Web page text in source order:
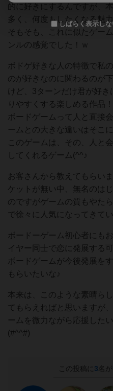
的に好きにするんですが、
多く、何度もしたくなる魅
そもそも、これに似たゲー
ンルの感覚でした！ｗ
ボドゲ好きな人の特徴で私
のが好きなのに関わるのが
けど、3ターンだけ君が好
りやすくする楽しめる作品！
ボードゲームって人と直接
ームとの大きな違いはそこ
このゲームは、その、人と
してくれるゲーム(^^♪
お客さんから教えてもらい
ケットが無い中、無名のは
のですがゲームの質もやた
で徐々に人気になってきて
ボードーゲーム初心者にも
イヤー同士で恋に発展する
ボードゲームが今後発展を
もらいたいな♪
本来は、このような素晴ら
てもらえればと思いますが
ームを微力ながら応援した
(#^^#)
この投稿に 3名が
しばらく表示しな